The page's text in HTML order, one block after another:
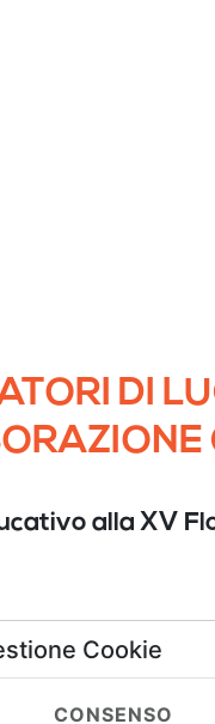
DI
alla XV
XV Florence
and Design”, viene
. I
Cookie
CONSENSO